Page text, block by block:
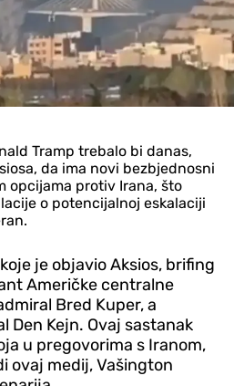
Tramp trebalo bi danas,
da ima novi bezbjednosni
opcijama protiv Irana, što
o potencijalnoj eskalaciji
je objavio Aksios, brifing
Američke centralne
Bred Kuper, a
Den Kejn. Ovaj sastanak
u pregovorima s Iranom,
ovaj medij, Vašington